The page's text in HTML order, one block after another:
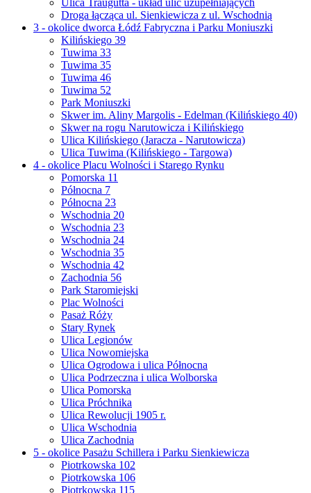
Droga łącząca ul. Sienkiewicza z ul. Wschodnią
3 - okolice dworca Łódź Fabryczna i Parku Moniuszki
Kilińskiego 39
Tuwima 33
Tuwima 35
Tuwima 46
Tuwima 52
Park Moniuszki
Skwer im. Aliny Margolis - Edelman (Kilińskiego 40)
Skwer na rogu Narutowicza i Kilińskiego
Ulica Kilińskiego (Jaracza - Narutowicza)
Ulica Tuwima (Kilińskiego - Targowa)
4 - okolice Placu Wolności i Starego Rynku
Pomorska 11
Północna 7
Północna 23
Wschodnia 20
Wschodnia 23
Wschodnia 24
Wschodnia 35
Wschodnia 42
Zachodnia 56
Park Staromiejski
Plac Wolności
Pasaż Róży
Stary Rynek
Ulica Legionów
Ulica Nowomiejska
Ulica Ogrodowa i ulica Północna
Ulica Podrzeczna i ulica Wolborska
Ulica Pomorska
Ulica Próchnika
Ulica Rewolucji 1905 r.
Ulica Wschodnia
Ulica Zachodnia
5 - okolice Pasażu Schillera i Parku Sienkiewicza
Piotrkowska 102
Piotrkowska 106
Piotrkowska 115